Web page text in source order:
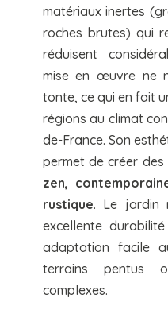
matériaux inertes
roches brutes) qui
réduisent
mise en œuvre ne
tonte, ce qui en fait
régions au climat
de-France. Son
permet de créer des
zen,
rustique. Le jardin
excellente
adaptation facile
terrains pentus
complexes.